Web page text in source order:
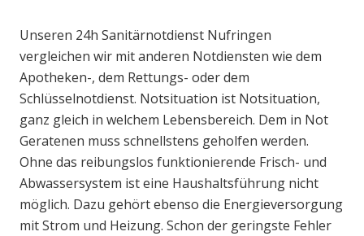
Unseren 24h Sanitärnotdienst Nufringen
vergleichen wir mit anderen Notdiensten wie dem
Apotheken-, dem Rettungs- oder dem
Schlüsselnotdienst. Notsituation ist Notsituation,
ganz gleich in welchem Lebensbereich. Dem in Not
Geratenen muss schnellstens geholfen werden.
Ohne das reibungslos funktionierende Frisch- und
Abwassersystem ist eine Haushaltsführung nicht
möglich. Dazu gehört ebenso die Energieversorgung
mit Strom und Heizung. Schon der geringste Fehler